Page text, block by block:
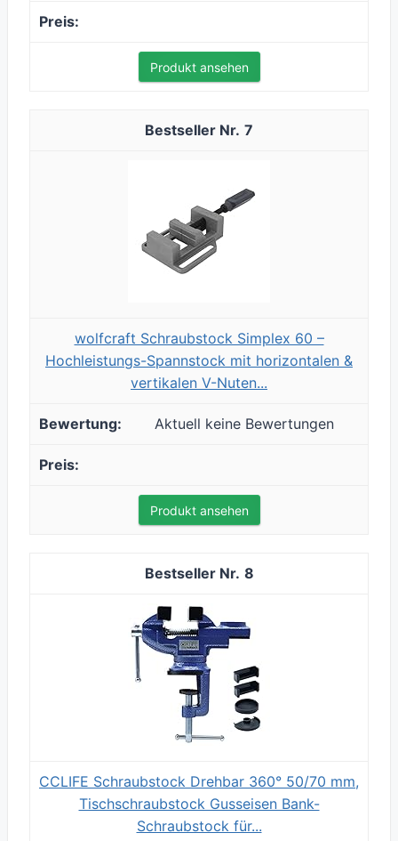
Produkt ansehen
7
wolfcraft Schraubstock Simplex 60 –
Hochleistungs-Spannstock mit horizontalen &
vertikalen V-Nuten...
Aktuell keine Bewertungen
Produkt ansehen
8
CCLIFE Schraubstock Drehbar 360° 50/70 mm,
Tischschraubstock Gusseisen Bank-
Schraubstock für...